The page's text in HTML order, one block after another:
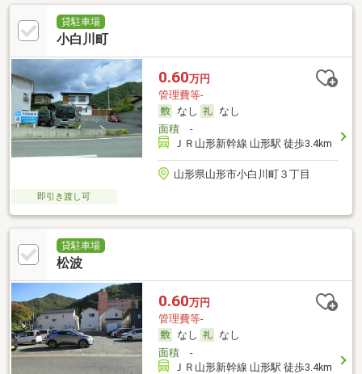
貸駐車場
小白川町
0.60万円
管理費等-
なし
なし
面積-
ＪＲ山形新幹線 山形駅 徒歩3.4km
山形県山形市小白川町３丁目
即引き渡し可
貸駐車場
松波
0.60万円
管理費等-
なし
なし
面積-
ＪＲ山形新幹線 山形駅 徒歩3.4km